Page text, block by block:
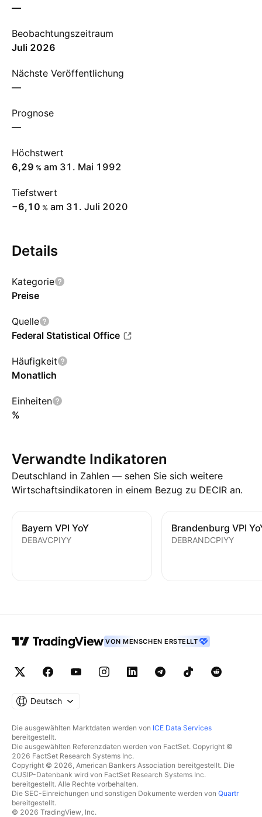
—
Beobachtungszeitraum
Juli 2026
Nächste Veröffentlichung
—
Prognose
—
Höchstwert
6,29 % am 31. Mai 1992
Tiefstwert
−6,10 % am 31. Juli 2020
Details
Kategorie
Preise
Quelle
Federal Statistical Office
Häufigkeit
Monatlich
Einheiten
%
Verwandte Indikatoren
Deutschland in Zahlen — sehen Sie sich weitere
Wirtschaftsindikatoren in einem Bezug zu DECIR an.
Bayern VPI YoY
DEBAVCPIYY
Brandenburg VPI
DEBRANDCPIYY
VON MENSCHEN ERSTELLT
Deutsch
Die ausgewählten Marktdaten werden von ICE Data Services
bereitgestellt.
Die ausgewählten Referenzdaten werden von FactSet. Copyright ©
2026 FactSet Research Systems Inc.
Copyright © 2026, American Bankers Association bereitgestellt. Die
CUSIP-Datenbank wird von FactSet Research Systems Inc.
bereitgestellt. Alle Rechte vorbehalten.
Die SEC-Einreichungen und sonstigen Dokumente werden von Quartr
bereitgestellt.
© 2026 TradingView, Inc.